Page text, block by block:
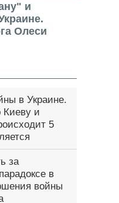
и
Олеси
в Украине.
Киеву и
5
за
в
войны